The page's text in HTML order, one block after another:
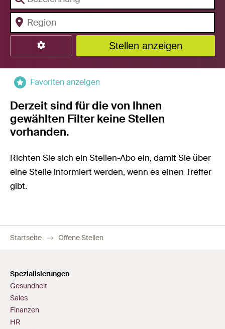
Stellen anzeigen
Favoriten anzeigen
Derzeit sind für die von Ihnen
gewählten Filter keine Stellen
vorhanden.
Richten Sie sich ein Stellen-Abo ein, damit Sie über
eine Stelle informiert werden, wenn es einen Treffer
gibt.
Startseite Offene Stellen
Spezialisierungen
Gesundheit
Sales
Finanzen
HR